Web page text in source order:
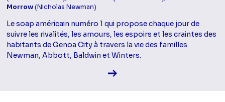
Morrow(Nicholas Newman)
Le soap américain numéro 1 qui propose chaque jour de
suivre les rivalités, les amours, les espoirs et les craintes des
habitants de Genoa City à travers la vie des familles
Newman, Abbott, Baldwin et Winters.
Voir la fiche diffusion